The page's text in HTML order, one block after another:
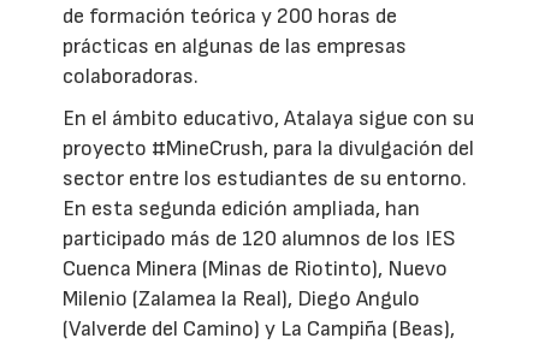
de formación teórica y 200 horas de
prácticas en algunas de las empresas
colaboradoras.
En el ámbito educativo, Atalaya sigue con su
proyecto #MineCrush, para la divulgación del
sector entre los estudiantes de su entorno.
En esta segunda edición ampliada, han
participado más de 120 alumnos de los IES
Cuenca Minera (Minas de Riotinto), Nuevo
Milenio (Zalamea la Real), Diego Angulo
(Valverde del Camino) y La Campiña (Beas),